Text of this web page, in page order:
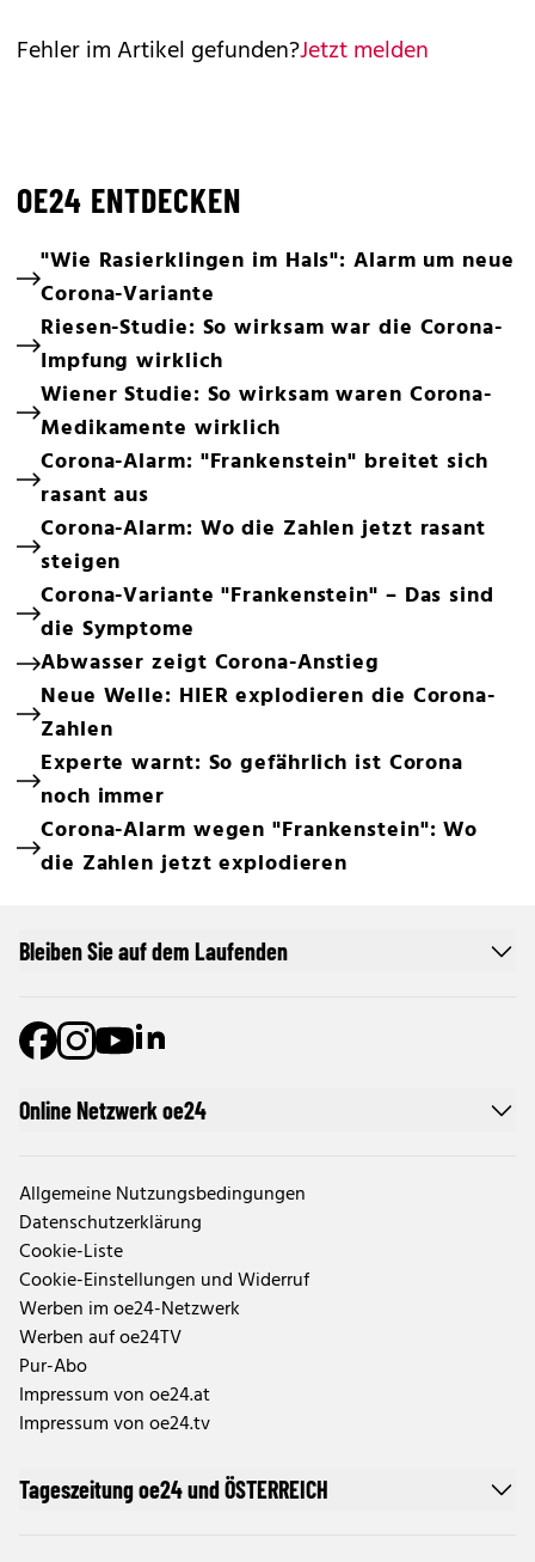
Fehler im Artikel gefunden?Jetzt melden
OE24 ENTDECKEN
"Wie Rasierklingen im Hals": Alarm um neue
Corona-Variante
Riesen-Studie: So wirksam war die Corona-
Impfung wirklich
Wiener Studie: So wirksam waren Corona-
Medikamente wirklich
Corona-Alarm: "Frankenstein" breitet sich
rasant aus
Corona-Alarm: Wo die Zahlen jetzt rasant
steigen
Corona-Variante "Frankenstein" – Das sind
die Symptome
Abwasser zeigt Corona-Anstieg
Neue Welle: HIER explodieren die Corona-
Zahlen
Experte warnt: So gefährlich ist Corona
noch immer
Corona-Alarm wegen "Frankenstein": Wo
die Zahlen jetzt explodieren
Online Netzwerk oe24
Allgemeine Nutzungsbedingungen
Datenschutzerklärung
Cookie-Liste
Cookie-Einstellungen und Widerruf
Werben im oe24-Netzwerk
Werben auf oe24TV
Pur-Abo
Impressum von oe24.at
Impressum von oe24.tv
Tageszeitung oe24 und ÖSTERREICH
Bleiben Sie auf dem Laufenden